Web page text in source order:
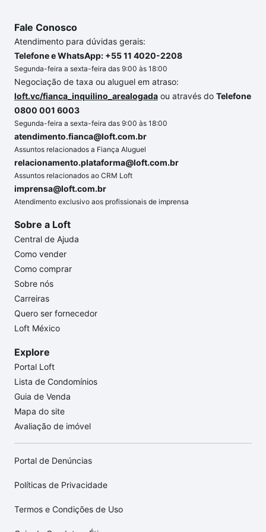
Fale Conosco
Atendimento para dúvidas gerais:
Telefone e WhatsApp: +55 11 4020-2208
Segunda-feira a sexta-feira das 9:00 às 18:00
Negociação de taxa ou aluguel em atraso:
loft.vc/fianca_inquilino_arealogada ou através do Telefone
0800 001 6003
Segunda-feira a sexta-feira das 9:00 às 18:00
atendimento.fianca@loft.com.br
Assuntos relacionados a Fiança Aluguel
relacionamento.plataforma@loft.com.br
Assuntos relacionados ao CRM Loft
imprensa@loft.com.br
Atendimento exclusivo aos profissionais de imprensa
Sobre a Loft
Central de Ajuda
Como vender
Como comprar
Sobre nós
Carreiras
Quero ser fornecedor
Loft México
Explore
Portal Loft
Lista de Condomínios
Guia de Venda
Mapa do site
Avaliação de imóvel
Portal de Denúncias
Políticas de Privacidade
Termos e Condições de Uso